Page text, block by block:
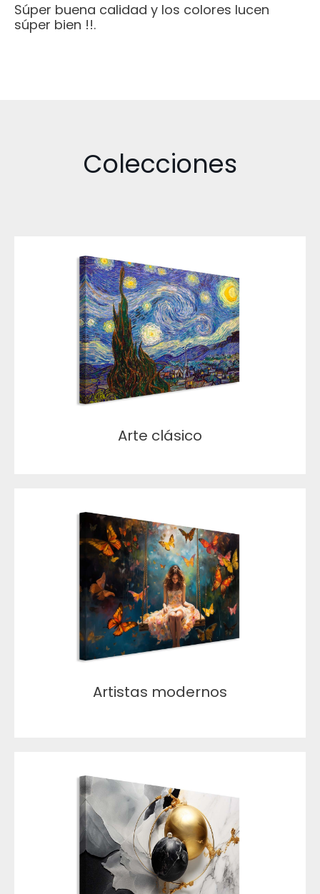
Súper buena calidad y los colores lucen
súper bien !!.
Colecciones
Arte clásico
Artistas modernos